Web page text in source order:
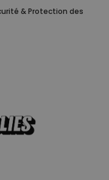
& Protection des